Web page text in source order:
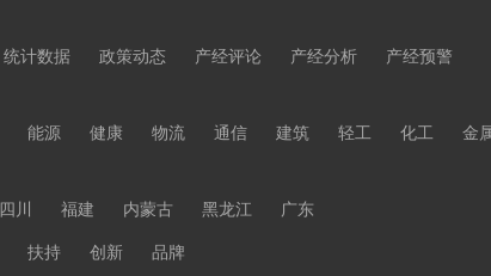
统计数据 政策动态 产经评论 产经分析
产经预警
能源 健康 物流 通信 建筑 轻工 化工
金
四川 福建 内蒙古 黑龙江 广东
扶持 创新 品牌